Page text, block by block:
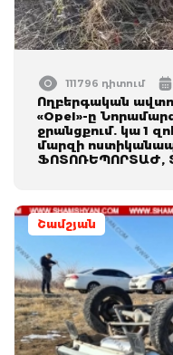
111796 դիտում
Ողբերգական
«Opel»-ը
ջրանցքում. կա 1
մարզի
ՖՈՏՈՌԵՊՈՐՏԱԺ,
Շամշյան